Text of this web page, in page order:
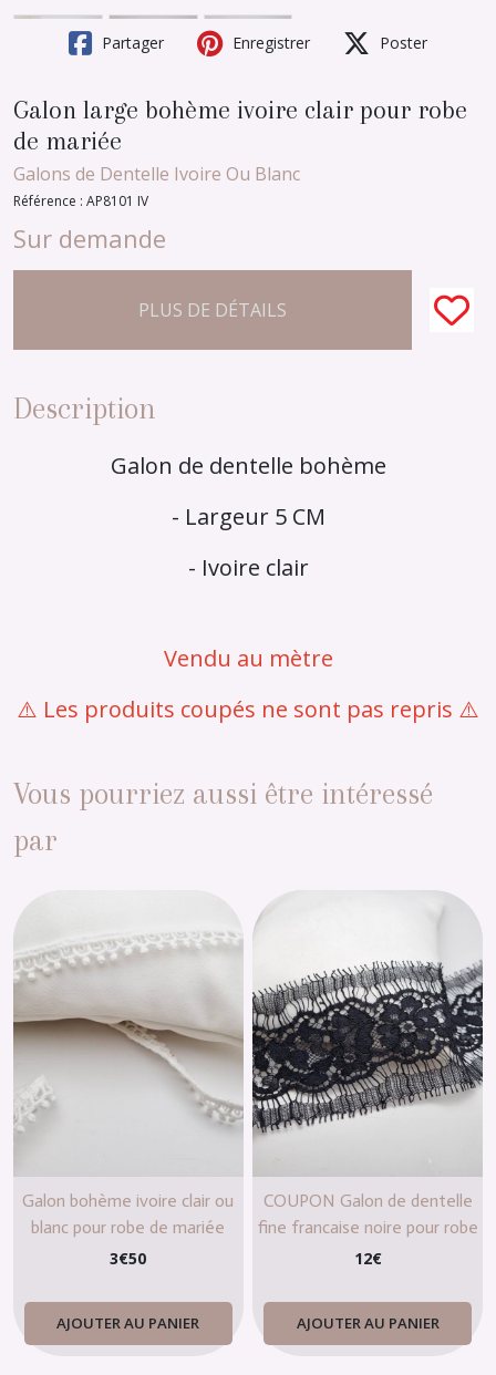
Partager Enregistrer Poster
Galon large bohème ivoire clair pour robe
de mariée
Galons de Dentelle Ivoire Ou Blanc
Référence : AP8101 IV
Sur demande
PLUS DE DÉTAILS
Description
Galon de dentelle bohème
- Largeur 5 CM
- Ivoire clair
Vendu au mètre
⚠️ Les produits coupés ne sont pas repris ⚠️
Vous pourriez aussi être intéressé
par
Galon bohème ivoire clair ou
blanc pour robe de mariée
3€50
AJOUTER AU PANIER
COUPON Galon de dentelle
fine francaise noire pour robe
de mariée
12€
AJOUTER AU PANIER